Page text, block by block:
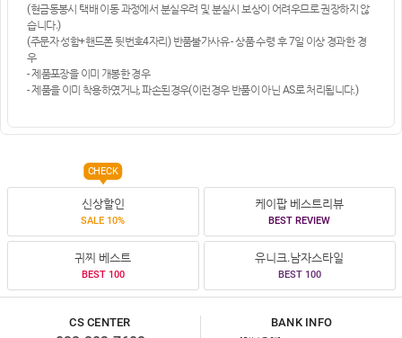
(현금동봉시 택배 이동 과정에서 분실우려 및 분실시 보상이 어려우므로 권장하지 않
습니다.)
(주문자 성함+핸드폰 뒷번호4자리) 반품불가사유 - 상품 수령 후 7일 이상 경과한 경
우
- 제품포장을 이미 개봉한 경우
- 제품을 이미 착용하였거나, 파손된경우(이런경우 반품이 아닌 AS로 처리됩니다.)
신상할인
SALE 10%
CHECK
케이팝 베스트리뷰
BEST REVIEW
귀찌 베스트
BEST 100
유니크.남자스타일
BEST 100
CS CENTER BANK INFO